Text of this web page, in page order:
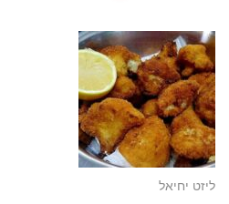
ליזט יחיאל